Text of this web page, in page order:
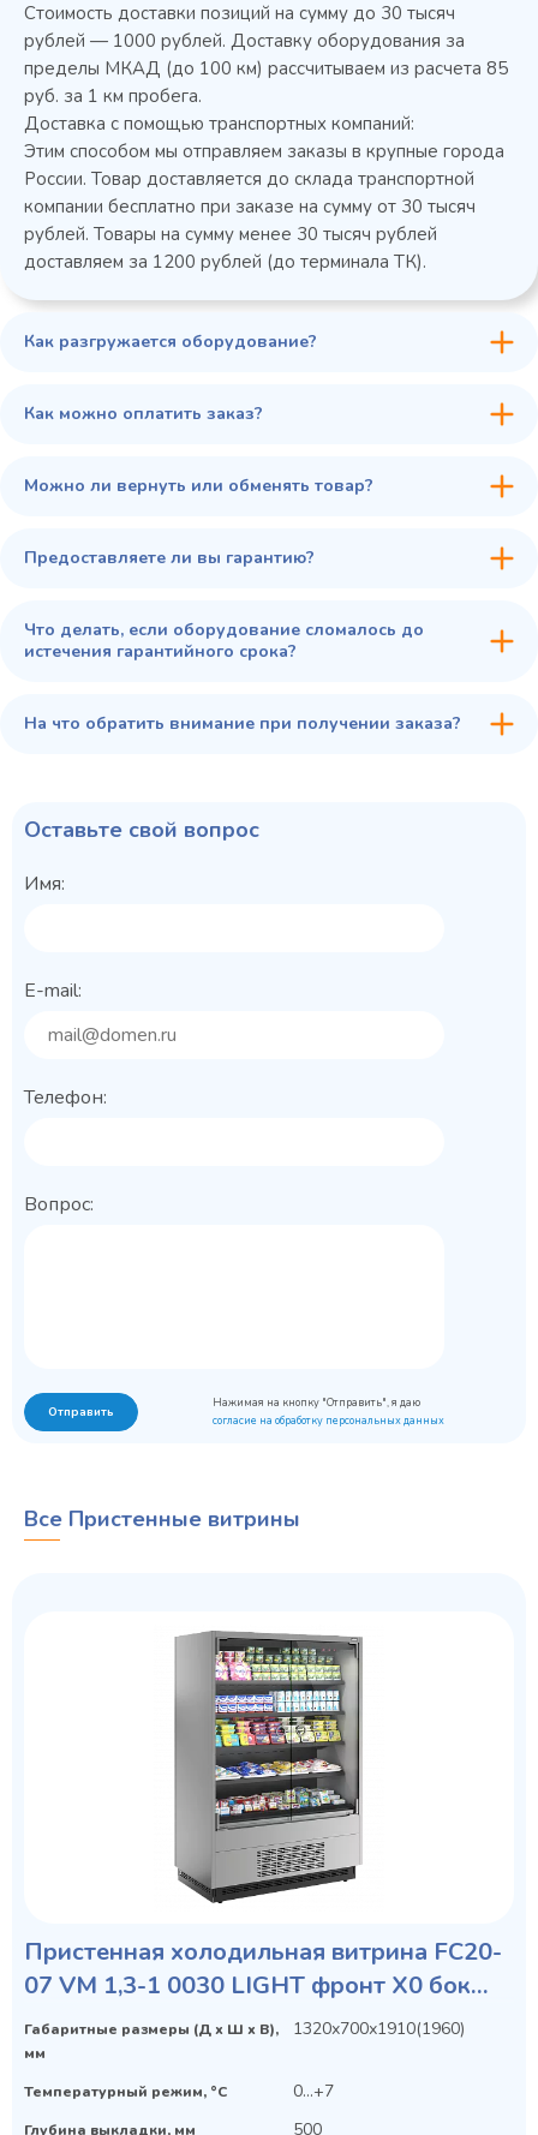
Колода разрубочная КР-5/5
45 900 ₽
Стоимость доставки позиций на сумму до 30 тысяч
рублей — 1000 рублей. Доставку оборудования за
пределы МКАД (до 100 км) рассчитываем из расчета 85
руб. за 1 км пробега.
Доставка с помощью транспортных компаний:
Этим способом мы отправляем заказы в крупные города
России. Товар доставляется до склада транспортной
компании бесплатно при заказе на сумму от 30 тысяч
рублей. Товары на сумму менее 30 тысяч рублей
доставляем за 1200 рублей (до терминала ТК).
Как разгружается оборудование?
Как можно оплатить заказ?
Можно ли вернуть или обменять товар?
Предоставляете ли вы гарантию?
Что делать, если оборудование сломалось до
истечения гарантийного срока?
На что обратить внимание при получении заказа?
Оставьте свой вопрос
Имя:
E-mail:
Телефон:
Вопрос:
Отправить
Нажимая на кнопку "Отправить", я даю
согласие на обработку персональных данных
Все Пристенные витрины
Пристенная холодильная витрина FC20-
07 VM 1,3-1 0030 LIGHT фронт X0 бок
металл с зеркалом
Габаритные размеры (Д х Ш х В),
мм
1320х700х1910(1960)
Температурный режим, °C 0...+7
Глубина выкладки, мм 500